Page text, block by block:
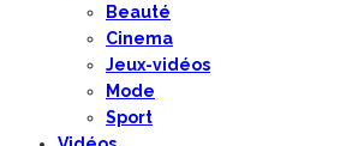
Beauté
Cinema
Jeux-vidéos
Mode
Sport